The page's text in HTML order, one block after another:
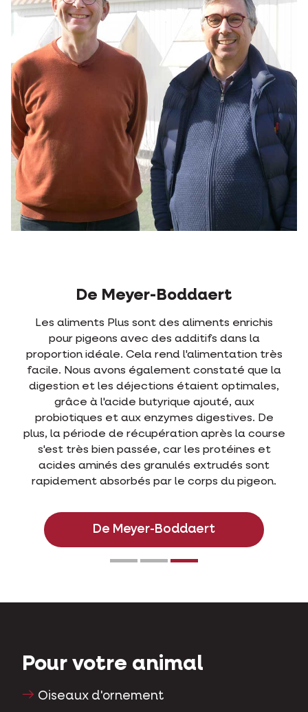
De Meyer-Boddaert
Les aliments Plus sont des aliments enrichis
pour pigeons avec des additifs dans la
proportion idéale. Cela rend l'alimentation très
facile. Nous avons également constaté que la
digestion et les déjections étaient optimales,
grâce à l'acide butyrique ajouté, aux
probiotiques et aux enzymes digestives. De
plus, la période de récupération après la course
s'est très bien passée, car les protéines et
acides aminés des granulés extrudés sont
rapidement absorbés par le corps du pigeon.
De Meyer-Boddaert
Pour votre animal
Oiseaux d'ornement